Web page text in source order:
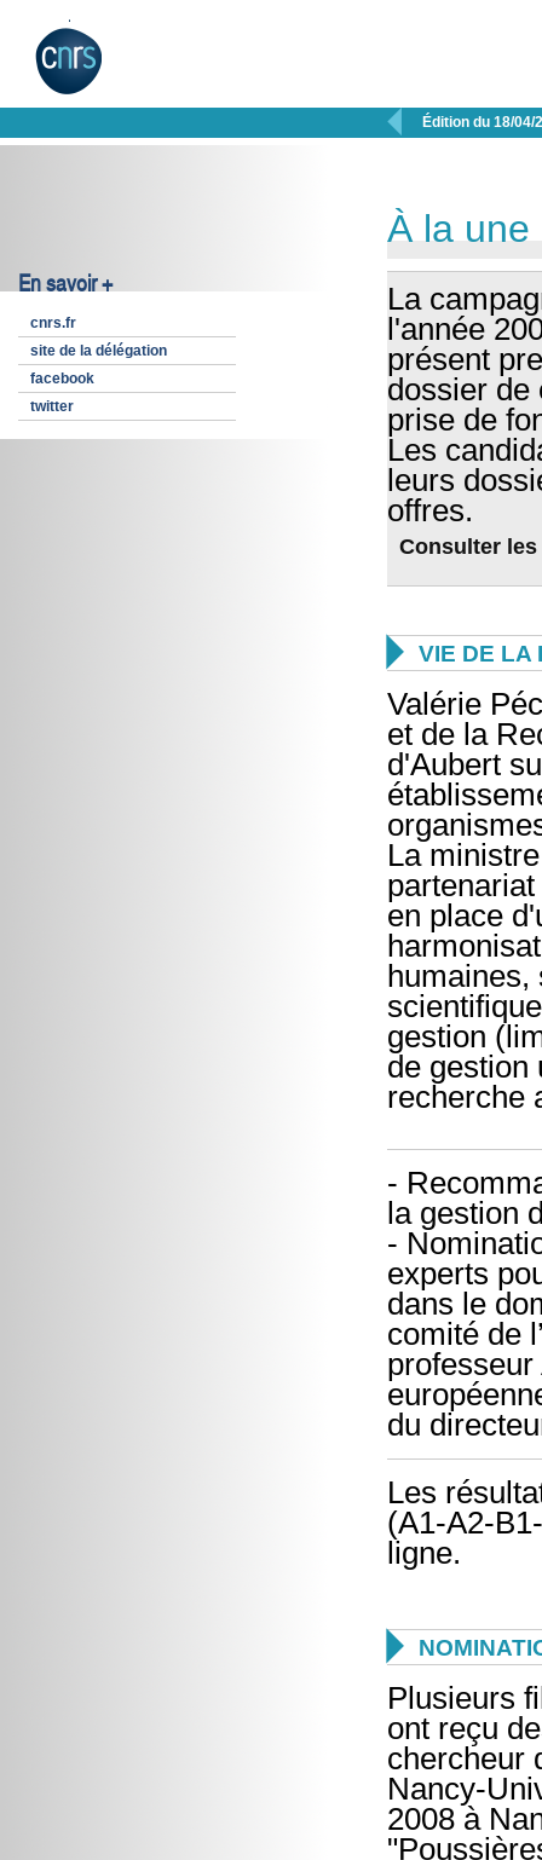
 Édition du 18/04/
En savoir +
cnrs.fr
site de la délégation
facebook
twitter
À la une
La
l'année
présent
dossier de
prise de
Les
leurs
offres.
Consulter
 VIE DE LA
Valérie
et de la
d'Aubert
La
en place
gestion
de gestion
recherche
-
la gestion
-
experts
dans le
comité de
du
Les
(A1-A2-
ligne.

Plusieurs
ont reçu
chercheur
Nancy-
2008 à